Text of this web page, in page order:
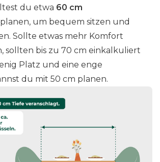
du etwa 60 cm
um bequem sitzen und
Sollte etwas mehr Komfort
sollten bis zu 70 cm einkalkuliert
Platz und eine enge
du mit 50 cm planen.